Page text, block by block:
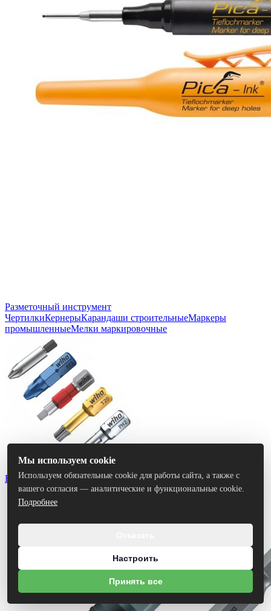
Разметочный инструмент
ЧертилкиКернерыКарандаши строительныеМаркеры
промышленныеМелки маркировочные
Биты
Мы используем cookie
Используем обязательные cookie для работы сайта, а также с
вашего согласия — аналитические и функциональные cookie.
Подробнее
Настроить
Принять все